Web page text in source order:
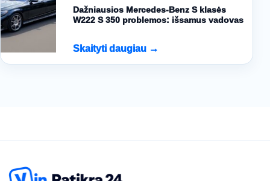
Dažniausios Mercedes-Benz S klasės
W222 S 350 problemos: išsamus vadovas
Skaityti daugiau →